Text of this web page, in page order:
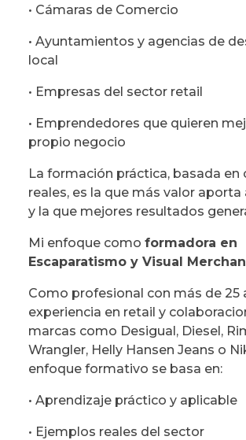
• Cámaras de Comercio
• Ayuntamientos y agencias de
local
• Empresas del sector retail
• Emprendedores que quieren
propio negocio
La formación práctica, basada en
reales, es la que más valor
y la que mejores resultados
Mi enfoque como formadora en
Escaparatismo y Visual
Como profesional con más de 25
experiencia en retail y
marcas como Desigual, Diesel,
Wrangler, Helly Hansen Jeans o
enfoque formativo se basa en:
• Aprendizaje práctico y aplicable
• Ejemplos reales del sector